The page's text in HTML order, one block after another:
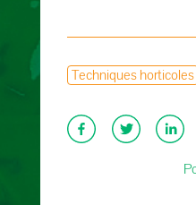
Techniques horticoles